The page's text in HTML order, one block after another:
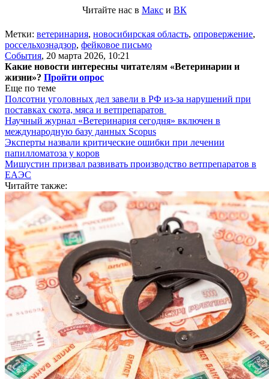
Читайте нас в Макс и ВК
Метки: ветеринария, новосибирская область, опровержение,
россельхознадзор, фейковое письмо
События, 20 марта 2026, 10:21
Какие новости интересны читателям «Ветеринарии и
жизни»? Пройти опрос
Еще по теме
Полсотни уголовных дел завели в РФ из-за нарушений при
поставках скота, мяса и ветпрепаратов
Научный журнал «Ветеринария сегодня» включен в
международную базу данных Scopus
Эксперты назвали критические ошибки при лечении
папилломатоза у коров
Мишустин призвал развивать производство ветпрепаратов в
ЕАЭС
Читайте также: